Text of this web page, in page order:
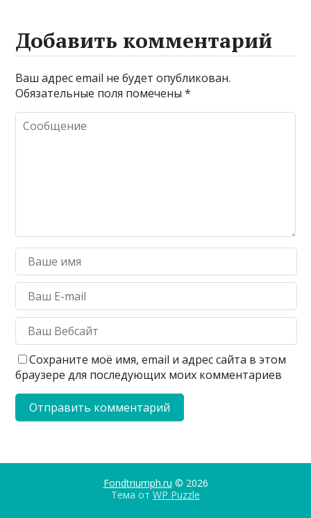
Добавить комментарий
Ваш адрес email не будет опубликован.
Обязательные поля помечены*
Сохраните моё имя, email и адрес сайта в этом
браузере для последующих моих комментариев
Fondtriumph.ru © 2026
Тема от WP Puzzle